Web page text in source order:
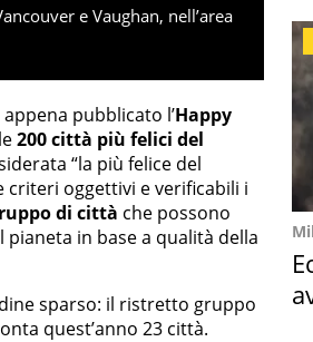
e Vaughan, nell’area
pubblicato l’Happy
200 città più felici del
“la più felice del
criteri oggettivi e verificabili i
di città che possono
in base a qualità della
sparso: il ristretto gruppo
quest’anno 23 città.